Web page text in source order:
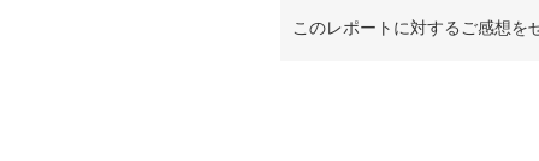
このレポートに対するご感想を